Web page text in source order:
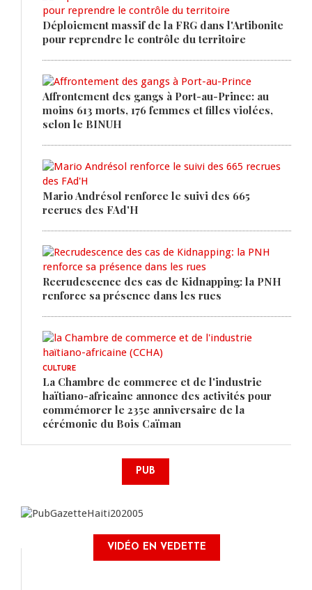
Déploiement massif de la FRG dans l'Artibonite
pour reprendre le contrôle du territoire
Affrontement des gangs à Port-au-Prince: au
moins 613 morts, 176 femmes et filles violées,
selon le BINUH
Mario Andrésol renforce le suivi des 665
recrues des FAd'H
Recrudescence des cas de Kidnapping: la PNH
renforce sa présence dans les rues
CULTURE
La Chambre de commerce et de l'industrie
haïtiano-africaine annonce des activités pour
commémorer le 235e anniversaire de la
cérémonie du Bois Caïman
PUB
VIDÉO EN VEDETTE